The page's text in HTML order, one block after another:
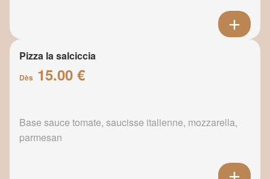
Pizza la salciccia
Dès 15.00 €
Base sauce tomate, saucisse italienne, mozzarella,
parmesan